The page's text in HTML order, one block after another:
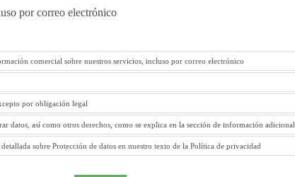
por correo electrónico
comercial sobre nuestros servicios, incluso por correo electrónico
por obligación legal
datos, así como otros derechos, como se explica en la sección de información adicional
sobre Protección de datos en nuestro texto de la Política de privacidad